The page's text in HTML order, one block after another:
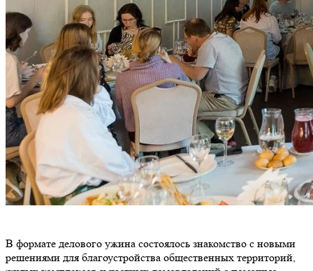
В формате делового ужина состоялось знакомство с новыми
решениями для благоустройства общественных территорий,